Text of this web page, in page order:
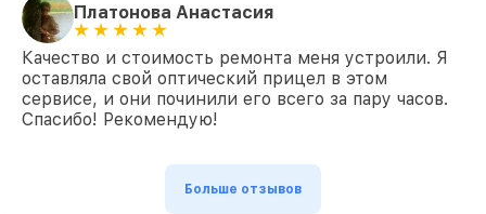
Платонова Анастасия
Качество и стоимость ремонта меня устроили. Я
оставляла свой оптический прицел в этом
сервисе, и они починили его всего за пару часов.
Спасибо! Рекомендую!
Больше отзывов